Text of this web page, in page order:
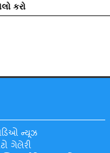
કરો
ન્યૂઝ
ગેલેરી